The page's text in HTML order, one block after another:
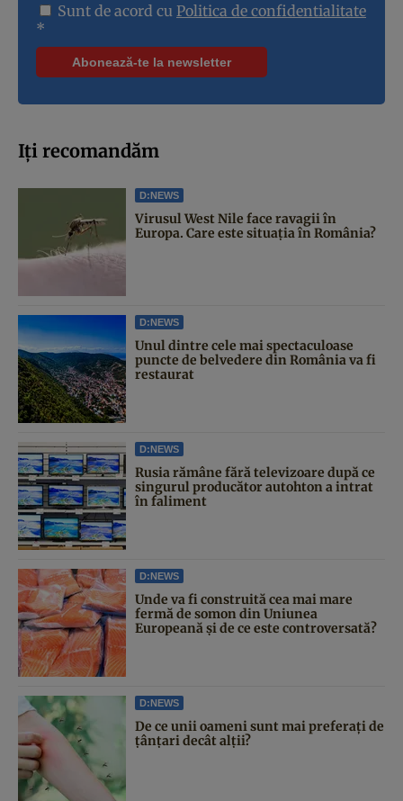
Sunt de acord cu Politica de confidentialitate
*
Iți recomandăm
D:NEWS
Virusul West Nile face ravagii în
Europa. Care este situația în România?
D:NEWS
Unul dintre cele mai spectaculoase
puncte de belvedere din România va fi
restaurat
D:NEWS
Rusia rămâne fără televizoare după ce
singurul producător autohton a intrat
în faliment
D:NEWS
Unde va fi construită cea mai mare
fermă de somon din Uniunea
Europeană și de ce este controversată?
D:NEWS
De ce unii oameni sunt mai preferați de
țânțari decât alții?